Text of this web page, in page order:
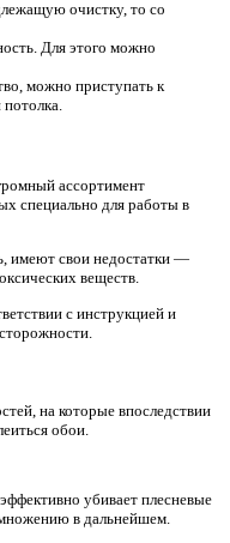
очистку, то со
Для этого можно
можно приступать к
ассортимент
специально для работы в
имеют свои недостатки —
веществ.
с инструкцией и
на которые впоследствии
обои.
убивает плесневые
в дальнейшем.